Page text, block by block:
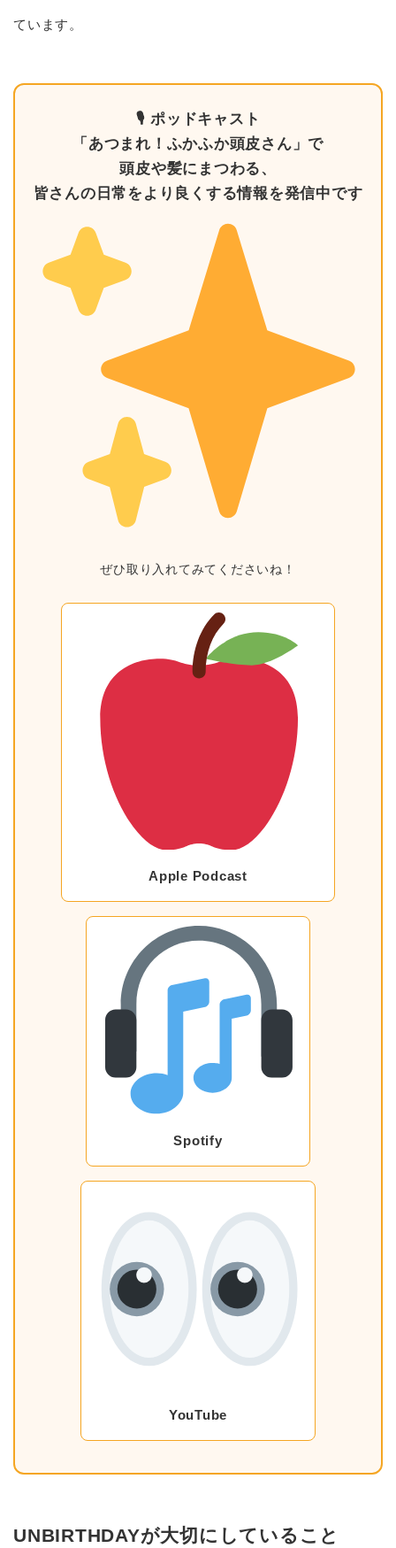
ています。
🎙 ポッドキャスト
「あつまれ！ふかふか頭皮さん」で
頭皮や髪にまつわる、
皆さんの日常をより良くする情報を発信中です
ぜひ取り入れてみてくださいね！
Apple Podcast
Spotify
YouTube
UNBIRTHDAYが大切にしていること